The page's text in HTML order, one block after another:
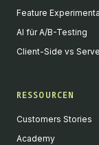
Feature
AI für A/B-Testing
Client-Side vs
RESSOURCEN
Customers Stories
Academy